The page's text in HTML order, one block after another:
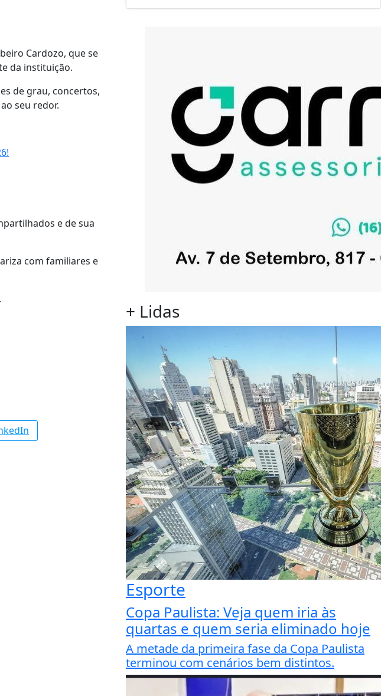
Cardozo, que se
da instituição.
de grau, concertos,
seu redor.
e de sua
com familiares e
+ Lidas
Esporte
Copa Paulista: Veja quem iria às
quartas e quem seria eliminado hoje
A metade da primeira fase da Copa Paulista
terminou com cenários bem distintos.